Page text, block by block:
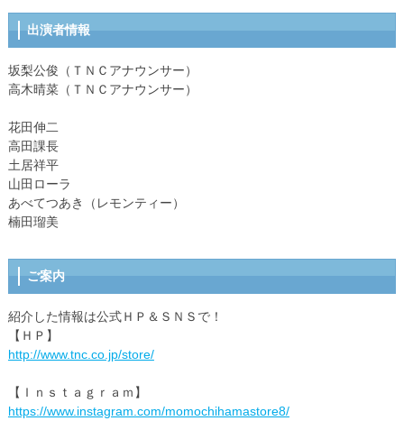
出演者情報
坂梨公俊（ＴＮＣアナウンサー）
高木晴菜（ＴＮＣアナウンサー）
花田伸二
高田課長
土居祥平
山田ローラ
あべてつあき（レモンティー）
楠田瑠美
ご案内
紹介した情報は公式ＨＰ＆ＳＮＳで！
【ＨＰ】
http://www.tnc.co.jp/store/
【Ｉｎｓｔａｇｒａｍ】
https://www.instagram.com/momochihamastore8/